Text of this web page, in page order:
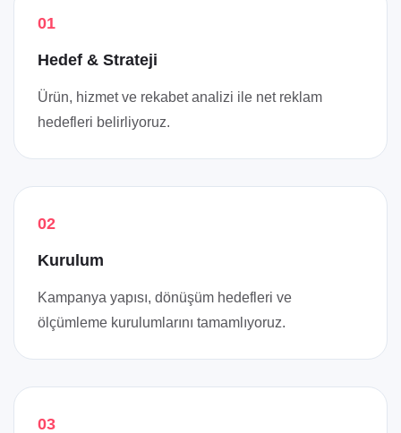
01
Hedef & Strateji
Ürün, hizmet ve rekabet analizi ile net reklam
hedefleri belirliyoruz.
02
Kurulum
Kampanya yapısı, dönüşüm hedefleri ve
ölçümleme kurulumlarını tamamlıyoruz.
03